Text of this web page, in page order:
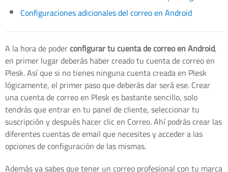
Configuraciones adicionales del correo en Android
A la hora de poderconfigurar tu cuenta de correo en Android,
en primer lugar deberás haber creado tu cuenta de correo en
Plesk. Así que si no tienes ninguna cuenta creada en Plesk
lógicamente, el primer paso que deberás dar será ese. Crear
una cuenta de correo en Plesk es bastante sencillo, solo
tendrás que entrar en tu panel de cliente, seleccionar tu
suscripción y después hacer clic en Correo. Ahí podrás crear las
diferentes cuentas de email que necesites y acceder a las
opciones de configuración de las mismas.
Además ya sabes que tener un correo profesional con tu marca